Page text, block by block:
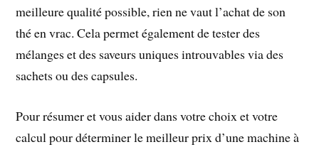
meilleure qualité possible, rien ne vaut l’achat de son
thé en vrac. Cela permet également de tester des
mélanges et des saveurs uniques introuvables via des
sachets ou des capsules.
Pour résumer et vous aider dans votre choix et votre
calcul pour déterminer le meilleur prix d’une machine à